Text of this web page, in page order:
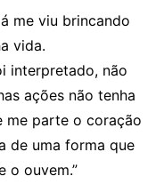
me viu brincando
vida.
interpretado, não
ações não tenha
me parte o coração
de uma forma que
o ouvem.”